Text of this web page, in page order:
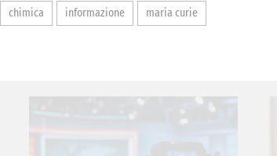
chimica informazione maria curie